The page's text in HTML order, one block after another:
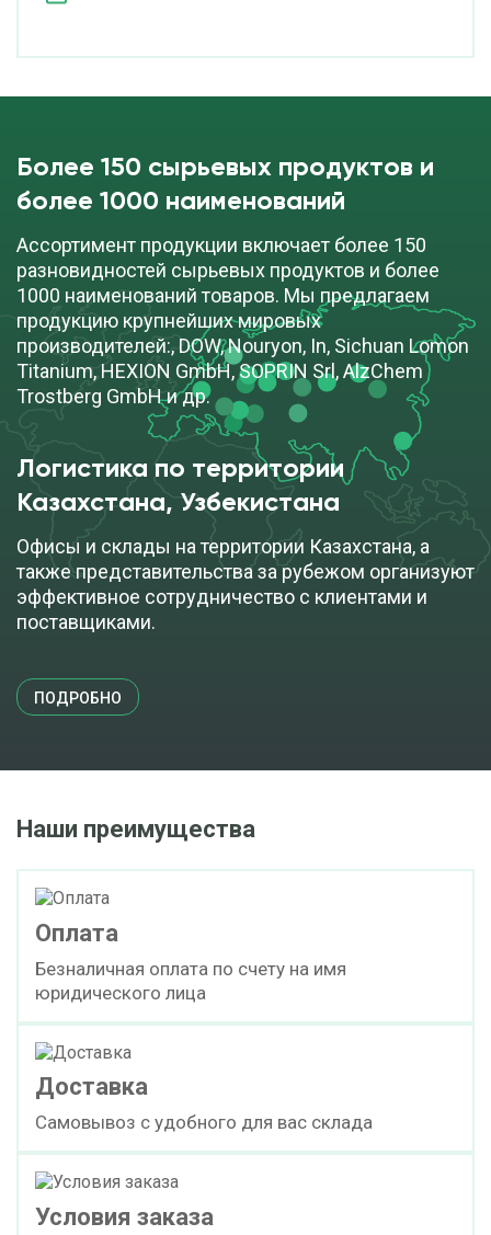
Более 150 сырьевых продуктов и
более 1000 наименований
Ассортимент продукции включает более 150
разновидностей сырьевых продуктов и более
1000 наименований товаров. Мы предлагаем
продукцию крупнейших мировых
производителей:, DOW, Nouryon, In, Sichuan Lomon
Titanium, HEXION GmbH, SOPRIN Srl, AlzChem
Trostberg GmbH и др.
Логистика по территории
Казахстана, Узбекистана
Офисы и склады на территории Казахстана, а
также представительства за рубежом организуют
эффективное сотрудничество с клиентами и
поставщиками.
ПОДРОБНО
Наши преимущества
Оплата
Безналичная оплата по счету на имя
юридического лица
Доставка
Самовывоз с удобного для вас склада
Условия заказа